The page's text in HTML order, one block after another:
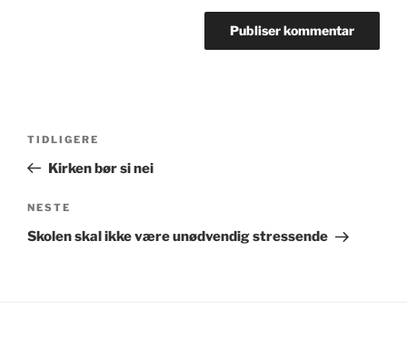
Forrige
innlegg
TIDLIGERE
Kirken bør si nei
Neste
innlegg
NESTE
Skolen skal ikke være unødvendig stressende